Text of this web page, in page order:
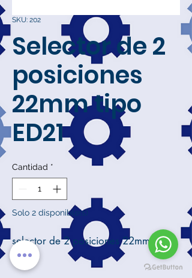
SKU: 202
Selector de 2
posiciones
22mm tipo
ED21
Cantidad *
Solo 2 disponible(s)
selector de 2 posiciones 22mm tipo
ED21